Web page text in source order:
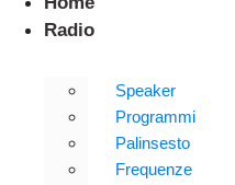
Radio
Speaker
Programmi
Palinsesto
Frequenze